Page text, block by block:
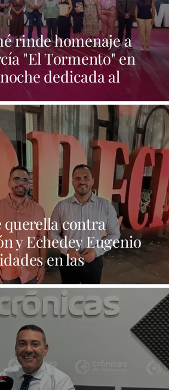
rinde homenaje a
"El Tormento" en
dedicada al
querella contra
y Echedey Eugenio
en las
de las fiestas